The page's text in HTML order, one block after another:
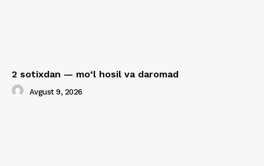
2 sotixdan — mo‘l hosil va daromad
Avgust 9, 2026